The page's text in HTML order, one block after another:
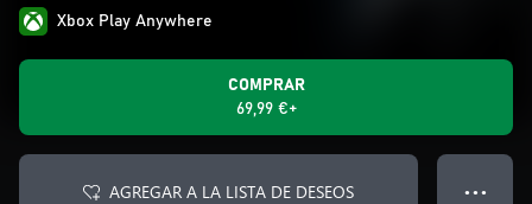
Xbox Play Anywhere
COMPRAR
69,99 €+
AGREGAR A LA LISTA DE DESEOS ● ● ●